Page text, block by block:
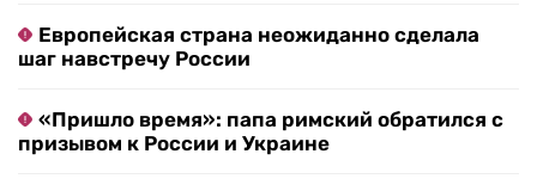
Европейская страна неожиданно сделала
шаг навстречу России
«Пришло время»: папа римский обратился с
призывом к России и Украине